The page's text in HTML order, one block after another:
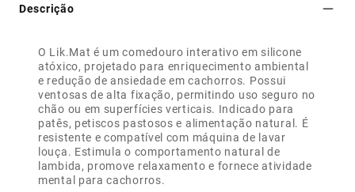
Descrição
O Lik.Mat é um comedouro interativo em silicone
atóxico, projetado para enriquecimento ambiental
e redução de ansiedade em cachorros. Possui
ventosas de alta fixação, permitindo uso seguro no
chão ou em superfícies verticais. Indicado para
patês, petiscos pastosos e alimentação natural. É
resistente e compatível com máquina de lavar
louça. Estimula o comportamento natural de
lambida, promove relaxamento e fornece atividade
mental para cachorros.